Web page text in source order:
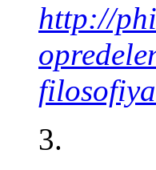
http://
3.